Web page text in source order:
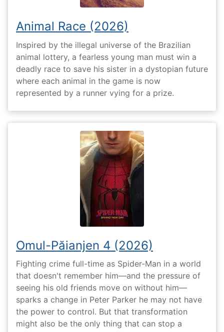
Animal Race (2026)
Inspired by the illegal universe of the Brazilian
animal lottery, a fearless young man must win a
deadly race to save his sister in a dystopian future
where each animal in the game is now
represented by a runner vying for a prize.
Omul-Păianjen 4 (2026)
Fighting crime full-time as Spider-Man in a world
that doesn't remember him—and the pressure of
seeing his old friends move on without him—
sparks a change in Peter Parker he may not have
the power to control. But that transformation
might also be the only thing that can stop a